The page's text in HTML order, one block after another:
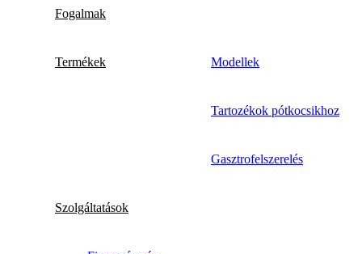
Fogalmak
Termékek Modellek
Tartozékok pótkocsikhoz
Gasztrofelszerelés
Szolgáltatások